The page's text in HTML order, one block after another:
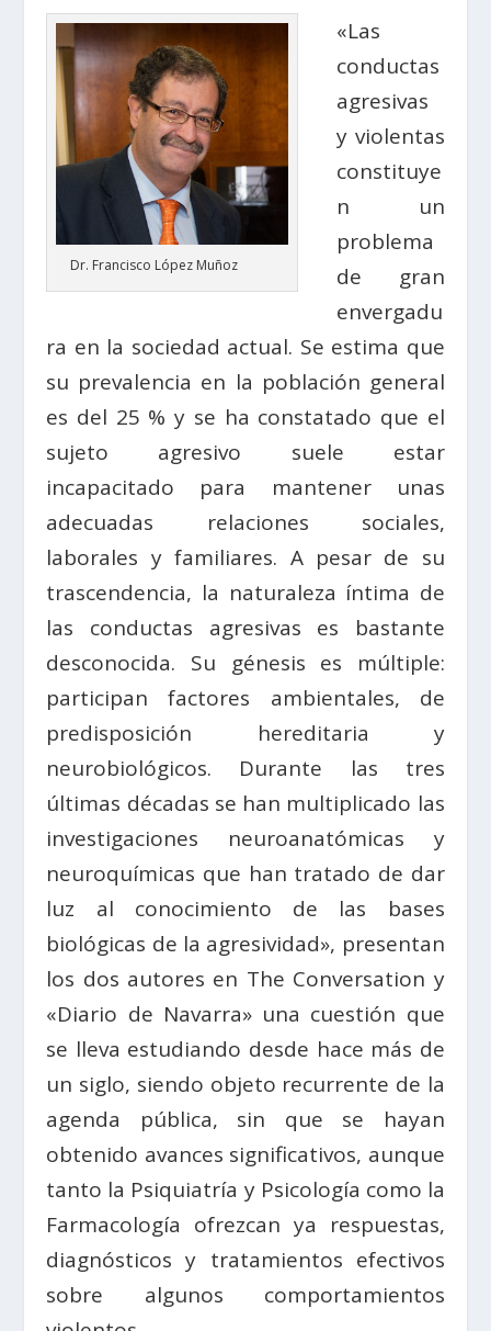
Dr. Francisco López Muñoz
«Las
conductas
agresivas
y violentas
constituye
n un
problema
de gran
envergadu
ra en la sociedad actual. Se estima que
su prevalencia en la población general
es del 25 % y se ha constatado que el
sujeto agresivo suele estar
incapacitado para mantener unas
adecuadas relaciones sociales,
laborales y familiares. A pesar de su
trascendencia, la naturaleza íntima de
las conductas agresivas es bastante
desconocida. Su génesis es múltiple:
participan factores ambientales, de
predisposición hereditaria y
neurobiológicos. Durante las tres
últimas décadas se han multiplicado las
investigaciones neuroanatómicas y
neuroquímicas que han tratado de dar
luz al conocimiento de las bases
biológicas de la agresividad», presentan
los dos autores en The Conversation y
«Diario de Navarra» una cuestión que
se lleva estudiando desde hace más de
un siglo, siendo objeto recurrente de la
agenda pública, sin que se hayan
obtenido avances significativos, aunque
tanto la Psiquiatría y Psicología como la
Farmacología ofrezcan ya respuestas,
diagnósticos y tratamientos efectivos
sobre algunos comportamientos